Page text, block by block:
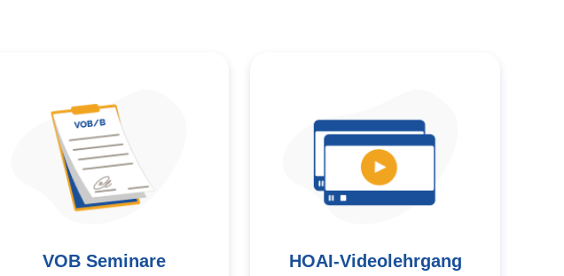
VOB Seminare
HOAI-Videolehrgang